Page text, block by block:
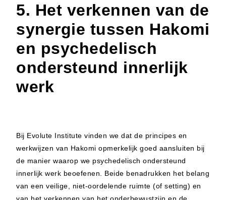
5. Het verkennen van de
synergie tussen Hakomi
en psychedelisch
ondersteund innerlijk
werk
Bij Evolute Institute vinden we dat de principes en
werkwijzen van Hakomi opmerkelijk goed aansluiten bij
de manier waarop we psychedelisch ondersteund
innerlijk werk beoefenen. Beide benadrukken het belang
van een veilige, niet-oordelende ruimte (of setting) en
van het verkennen van het onderbewustzijn en de